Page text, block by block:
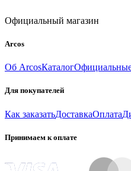
Официальный магазин
Arcos
Об ArcosКаталог
Для покупателей
Как заказатьДоставкаОплата
Принимаем к оплате